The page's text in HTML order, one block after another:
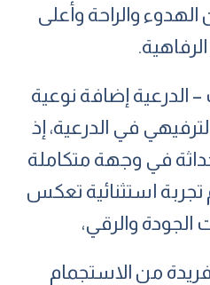
الهدوء والراحة وأعلى
– الدرعية إضافة نوعية
في الدرعية، إذ
في وجهة متكاملة
استثنائية تعكس
والرقي،
فريدة من الاستجمام